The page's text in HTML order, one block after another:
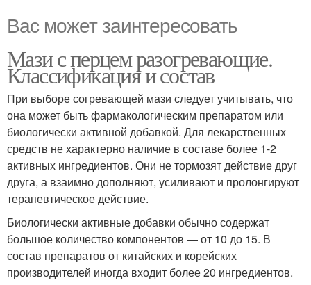
Вас может заинтересовать
Мази с перцем разогревающие.
Классификация и состав
При выборе согревающей мази следует учитывать, что
она может быть фармакологическим препаратом или
биологически активной добавкой. Для лекарственных
средств не характерно наличие в составе более 1-2
активных ингредиентов. Они не тормозят действие друг
друга, а взаимно дополняют, усиливают и пролонгируют
терапевтическое действие.
Биологически активные добавки обычно содержат
большое количество компонентов — от 10 до 15. В
состав препаратов от китайских и корейских
производителей иногда входит более 20 ингредиентов.